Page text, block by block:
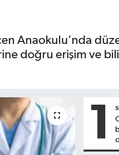
Anaokulu’nda
doğru erişim ve
1